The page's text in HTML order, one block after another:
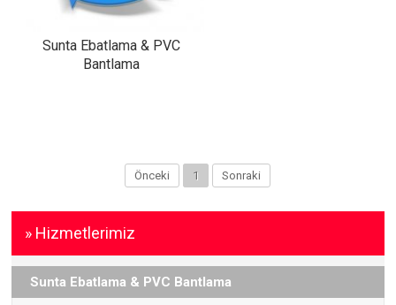
Sunta Ebatlama & PVC
Bantlama
Önceki 1 Sonraki
» Hizmetlerimiz
Sunta Ebatlama & PVC Bantlama